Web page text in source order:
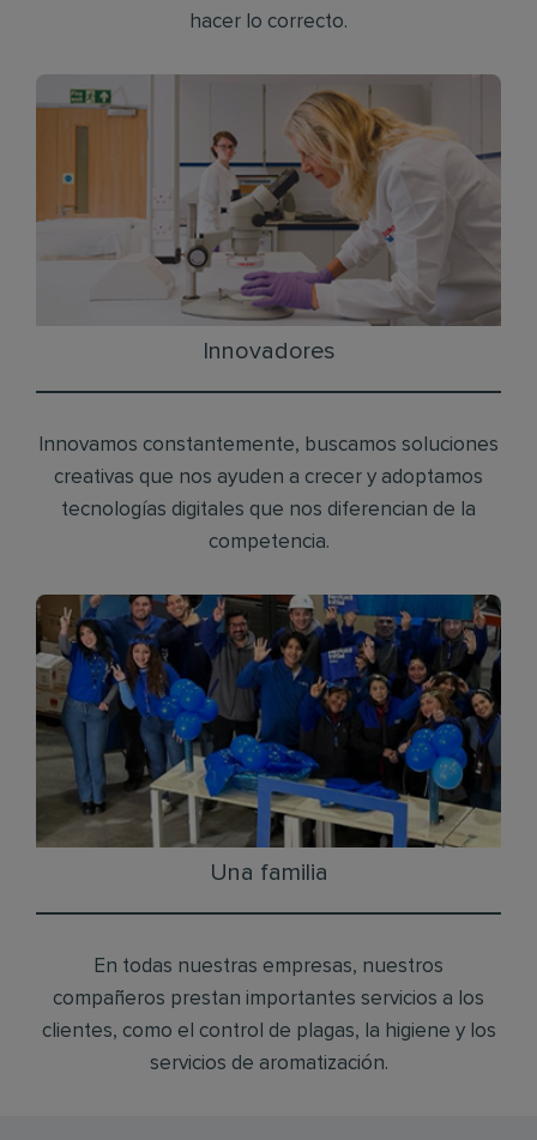
hacer lo correcto.
Innovadores
Innovamos constantemente, buscamos soluciones
creativas que nos ayuden a crecer y adoptamos
tecnologías digitales que nos diferencian de la
competencia.
Una familia
En todas nuestras empresas, nuestros
compañeros prestan importantes servicios a los
clientes, como el control de plagas, la higiene y los
servicios de aromatización.